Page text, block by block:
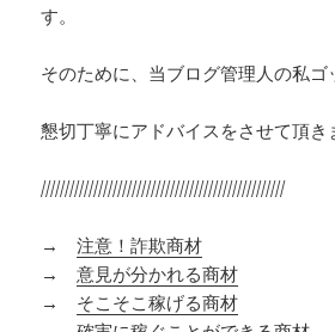
す。
そのために、当ブログ管理人の私ゴ
懇切丁寧にアドバイスをさせて頂き
///////////////////////////////////////////////////
→注意！詐欺商材
→意見が分かれる商材
→ そこそこ稼げる商材